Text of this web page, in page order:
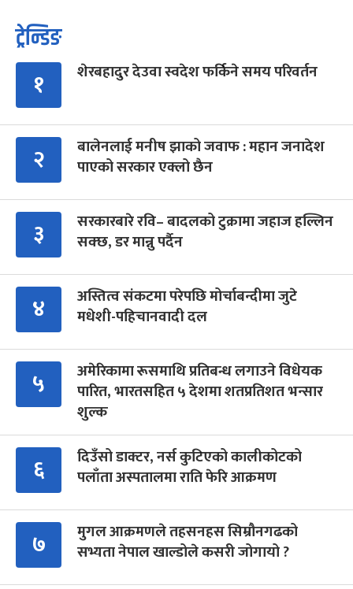
ट्रेन्डिङ
१ शेरबहादुर देउवा स्वदेश फर्किने समय परिवर्तन
२
बालेनलाई मनीष झाको जवाफ : महान जनादेश
पाएको सरकार एक्लो छैन
३
सरकारबारे रवि– बादलको टुक्रामा जहाज हल्लिन
सक्छ, डर मान्नु पर्दैन
४
अस्तित्व संकटमा परेपछि मोर्चाबन्दीमा जुटे
मधेशी-पहिचानवादी दल
५
अमेरिकामा रूसमाथि प्रतिबन्ध लगाउने विधेयक
पारित, भारतसहित ५ देशमा शतप्रतिशत भन्सार
शुल्क
६
दिउँसो डाक्टर, नर्स कुटिएको कालीकोटको
पलाँता अस्पतालमा राति फेरि आक्रमण
७
मुगल आक्रमणले तहसनहस सिम्रौनगढको
सभ्यता नेपाल खाल्डोले कसरी जोगायो ?